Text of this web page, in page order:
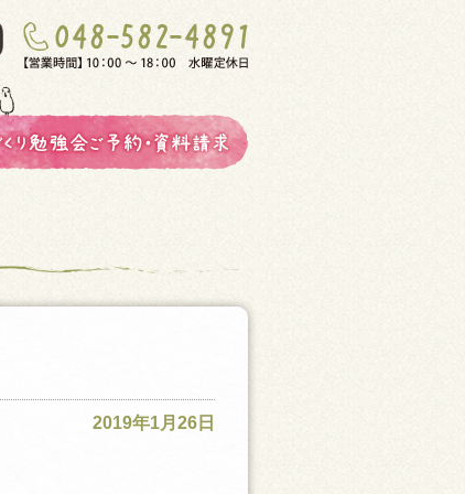
2019年1月26日